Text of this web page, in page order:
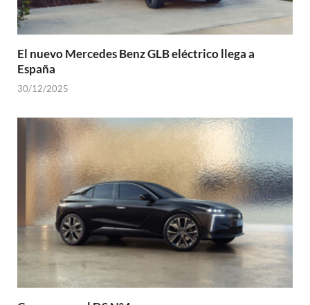
El nuevo Mercedes Benz GLB eléctrico llega a
España
30/12/2025